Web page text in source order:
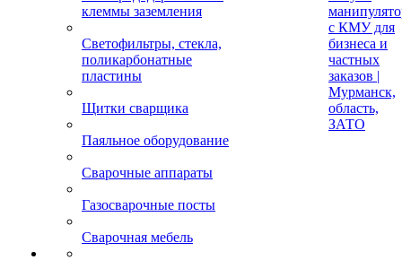
клеммы заземления
Светофильтры, стекла,
поликарбонатные
пластины
Щитки сварщика
Паяльное оборудование
Сварочные аппараты
Газосварочные посты
Сварочная мебель
с КМУ для
бизнеса и
частных
заказов |
Мурманск,
область,
ЗАТО